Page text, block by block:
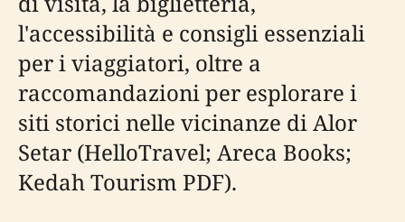
l'accessibilità e consigli essenziali
per i viaggiatori, oltre a
raccomandazioni per esplorare i
siti storici nelle vicinanze di Alor
Setar (HelloTravel; Areca Books;
Kedah Tourism PDF).